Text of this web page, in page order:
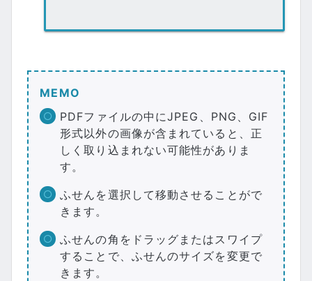
MEMO
PDFファイルの中にJPEG、PNG、GIF
形式以外の画像が含まれていると、正
しく取り込まれない可能性がありま
す。
ふせんを選択して移動させることがで
きます。
ふせんの角をドラッグまたはスワイプ
することで、ふせんのサイズを変更で
きます。